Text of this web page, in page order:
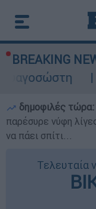
BREAKING
δημοφιλές τώρα:
παρέσυρε νύφη
να πάει σπίτι...
Τελευταία